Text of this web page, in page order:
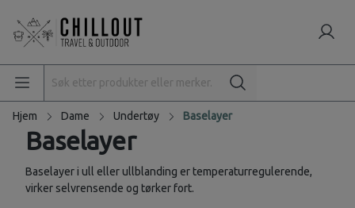
Hjem Dame Undertøy Baselayer
Baselayer
Baselayer i ull eller ullblanding er temperaturregulerende,
virker selvrensende og tørker fort.